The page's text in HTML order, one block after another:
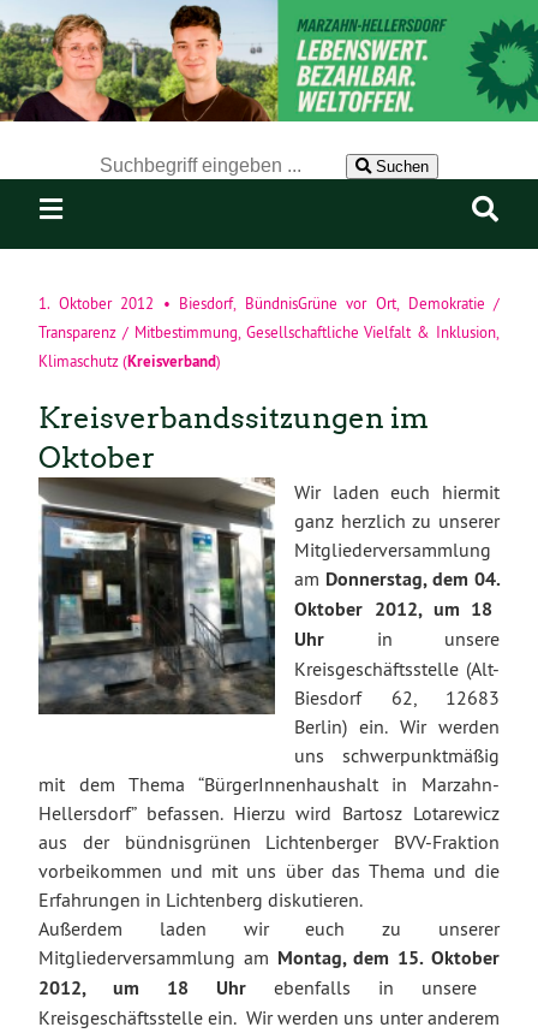
Suchen
1. Oktober 2012 • Biesdorf, BündnisGrüne vor Ort, Demokratie /
Transparenz / Mitbestimmung, Gesellschaftliche Vielfalt & Inklusion,
Klimaschutz(Kreisverband)
Kreisverbandssitzungen im
Oktober
Wir laden euch hiermit
ganz herzlich zu unserer
Mitgliederversammlung
am Donnerstag, dem 04.
Oktober 2012, um 18
Uhr in unsere
Kreisgeschäftsstelle (Alt-
Biesdorf 62, 12683
Berlin) ein. Wir werden
uns schwerpunktmäßig
mit dem Thema “BürgerInnenhaushalt in Marzahn-
Hellersdorf” befassen. Hierzu wird Bartosz Lotarewicz
aus der bündnisgrünen Lichtenberger BVV-Fraktion
vorbeikommen und mit uns über das Thema und die
Erfahrungen in Lichtenberg diskutieren.
Außerdem laden wir euch zu unserer
Mitgliederversammlung am Montag, dem 15.Oktober
2012, um 18 Uhr ebenfalls in unsere
Kreisgeschäftsstelle ein. Wir werden uns unter anderem